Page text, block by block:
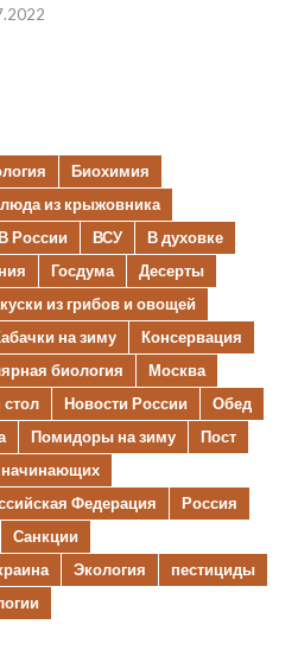
Биохимия
из крыжовника
России ВСУ
В духовке
Госдума
Десерты
из грибов и овощей
на зиму
Консервация
биология
Москва
Новости России
Обед
Помидоры на зиму
Пост
Федерация
Россия
Санкции
Экология
пестициды